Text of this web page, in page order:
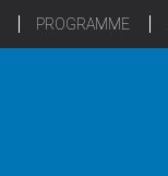
PROGRAMME